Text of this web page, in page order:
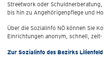
Streetwork oder
bis hin zu Angehörigenpflege und
Über die Sozialinfo NÖ können Sie
Einrichtungen anonym, schnell,
Zur Sozialinfo des Bezirks Lilienfeld